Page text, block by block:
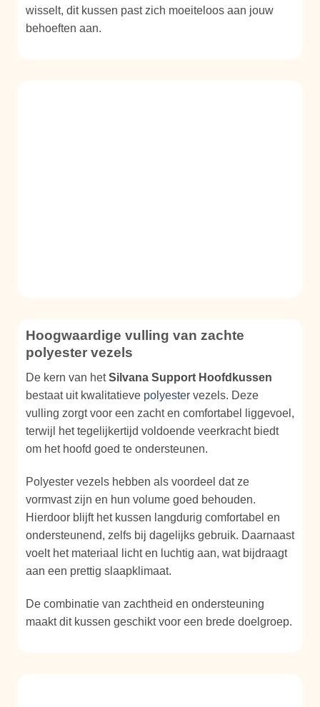
wisselt, dit kussen past zich moeiteloos aan jouw
behoeften aan.
Hoogwaardige vulling van zachte
polyester vezels
De kern van hetSilvana Support Hoofdkussen
bestaat uit kwalitatieve polyester vezels. Deze
vulling zorgt voor een zacht en comfortabel liggevoel,
terwijl het tegelijkertijd voldoende veerkracht biedt
om het hoofd goed te ondersteunen.
Polyester vezels hebben als voordeel dat ze
vormvast zijn en hun volume goed behouden.
Hierdoor blijft het kussen langdurig comfortabel en
ondersteunend, zelfs bij dagelijks gebruik. Daarnaast
voelt het materiaal licht en luchtig aan, wat bijdraagt
aan een prettig slaapklimaat.
De combinatie van zachtheid en ondersteuning
maakt dit kussen geschikt voor een brede doelgroep.